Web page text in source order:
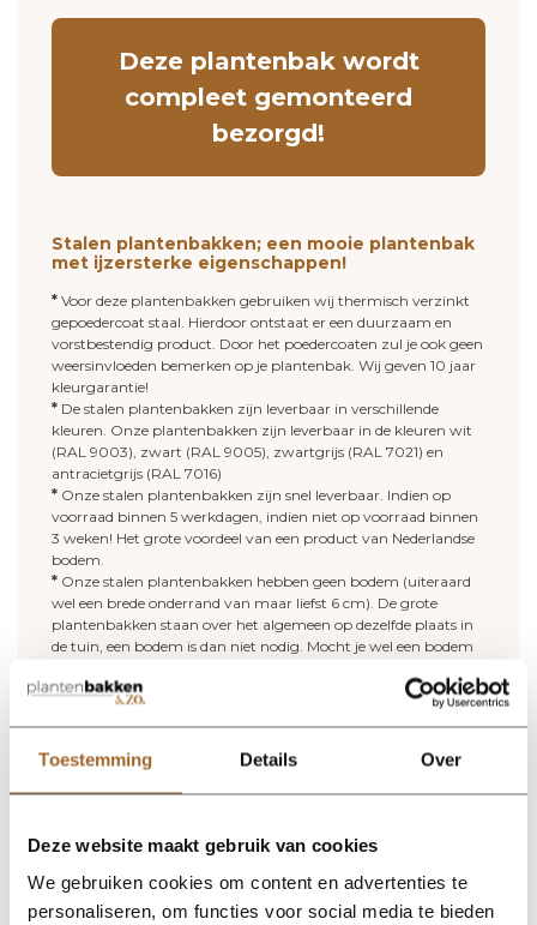
Toestemming Details Over
Deze website maakt gebruik van cookies
We gebruiken cookies om content en advertenties te
personaliseren, om functies voor social media te bieden
Deze plantenbak wordt
compleet gemonteerd
bezorgd!
Stalen plantenbakken; een mooie plantenbak
met ijzersterke eigenschappen!
* Voor deze plantenbakken gebruiken wij thermisch verzinkt
gepoedercoat staal. Hierdoor ontstaat er een duurzaam en
vorstbestendig product. Door het poedercoaten zul je ook geen
weersinvloeden bemerken op je plantenbak. Wij geven 10 jaar
kleurgarantie!
* De stalen plantenbakken zijn leverbaar in verschillende
kleuren. Onze plantenbakken zijn leverbaar in de kleuren wit
(RAL 9003), zwart (RAL 9005), zwartgrijs (RAL 7021) en
antracietgrijs (RAL 7016)
* Onze stalen plantenbakken zijn snel leverbaar. Indien op
voorraad binnen 5 werkdagen, indien niet op voorraad binnen
3 weken! Het grote voordeel van een product van Nederlandse
bodem.
* Onze stalen plantenbakken hebben geen bodem (uiteraard
wel een brede onderrand van maar liefst 6 cm). De grote
plantenbakken staan over het algemeen op dezelfde plaats in
de tuin, een bodem is dan niet nodig. Mocht je wel een bodem
bestellen met bodem. Deze bodem is voorzien van
afwateringsgaten.
*Vijf jaar garantie op onze stalen plantenbakken!
Meer lezen over onze stalen plantenbakken? Lees gerust
verder.
dan gebruik van potgrond, je hebt geen hydrokorrels nodig.
Voor deze plantenbak heb je ongeveer 25 zakken potgrond